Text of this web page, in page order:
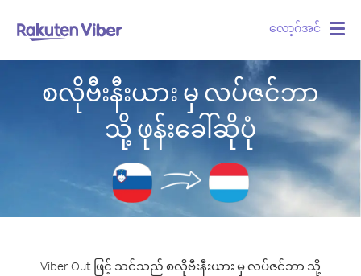
လော့ဂ်အင်
စလိုဗီးနီးယား မှ လပ်ဇင်ဘာ
သို့ ဖုန်းခေါ်ဆိုပုံ
Viber Out ဖြင့် သင်သည် စလိုဗီးနီးယား မှ လပ်ဇင်ဘာ သို့